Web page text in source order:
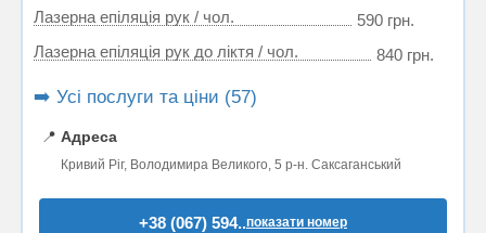
Лазерна епіляція рук / чол.
590 грн.
Лазерна епіляція рук до ліктя / чол.
840 грн.
➡️ Усі послуги та ціни (57)
📍 Адреса
Кривий Ріг, Володимира Великого, 5 р-н. Саксаганський
+38 (067) 594..показати номер